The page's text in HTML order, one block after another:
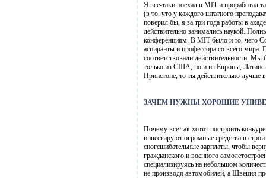
Я все-таки поехал в MIT и проработал
(в то, что у каждого штатного
поверил бы, я за три года работы в
действительно занимались наукой.
конференциям. В MIT было и то, чего
аспиранты и профессора со всего мира.
соответствовали действительности.
только из США, но и из Европы,
Принстоне, то ты действительно лучше
ЗАЧЕМ НУЖНЫ ХОРОШИЕ
Почему все так хотят построить
инвестируют огромные средства в
сногсшибательные зарплаты, чтобы
гражданского и военного
специализируясь на небольшом
не производя автомобилей, а Швеция